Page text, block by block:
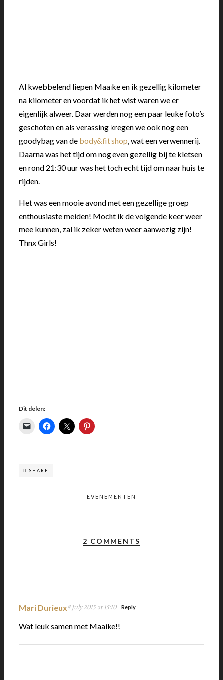
Al kwebbelend liepen Maaike en ik gezellig kilometer
na kilometer en voordat ik het wist waren we er
eigenlijk alweer. Daar werden nog een paar leuke foto’s
geschoten en als verassing kregen we ook nog een
goodybag van de body&fit shop , wat een verwennerij.
Daarna was het tijd om nog even gezellig bij te kletsen
en rond 21:30 uur was het toch echt tijd om naar huis te
rijden.
Het was een mooie avond met een gezellige groep
enthousiaste meiden! Mocht ik de volgende keer weer
mee kunnen, zal ik zeker weten weer aanwezig zijn!
Thnx Girls!
Dit delen:
SHARE
EVENEMENTEN
2 COMMENTS
Mari Durieux8 July 2015 at 15:10 Reply
Wat leuk samen met Maaike!!